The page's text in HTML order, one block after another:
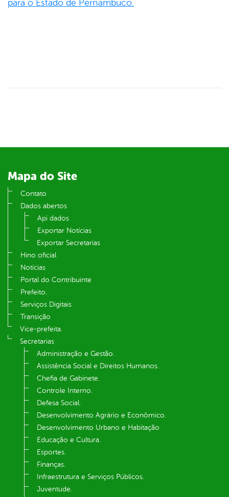
para o Estado de Pernambuco.
Mapa do Site
Contato
Dados abertos
Api dados
Exportar Notícias
Exportar Secretarias
Hino oficial
Notícias
Portal do Contribuinte
Prefeito.
Serviços Digitais
Transição
Vice-prefeita.
Secretarias
Administração e Gestão.
Assistência Social e Direitos Humanos.
Chefia de Gabinete.
Controle Interno.
Defesa Social.
Desenvolvimento Agrário e Econômico.
Desenvolvimento Urbano e Habitação
Educação e Cultura.
Esportes.
Finanças.
Infraestrutura e Serviços Públicos.
Juventude.